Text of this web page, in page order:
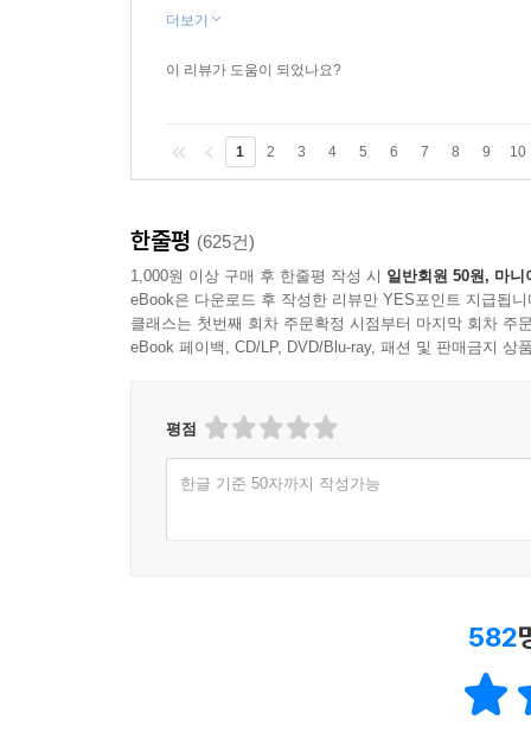
더보기
이 리뷰가 도움이 되었나요?
1 2 3 4 5 6 7 8 9 10
한줄평 (625건)
1,000원 이상 구매 후 한줄평 작성 시 일반회원 50원, 마니
eBook은 다운로드 후 작성한 리뷰만 YES포인트 지급됩니
클래스는 첫번째 회차 주문확정 시점부터 마지막 회차 주
eBook 페이백, CD/LP, DVD/Blu-ray, 패션 및 판매금지 상
평점
한글 기준 50자까지 작성가능
582